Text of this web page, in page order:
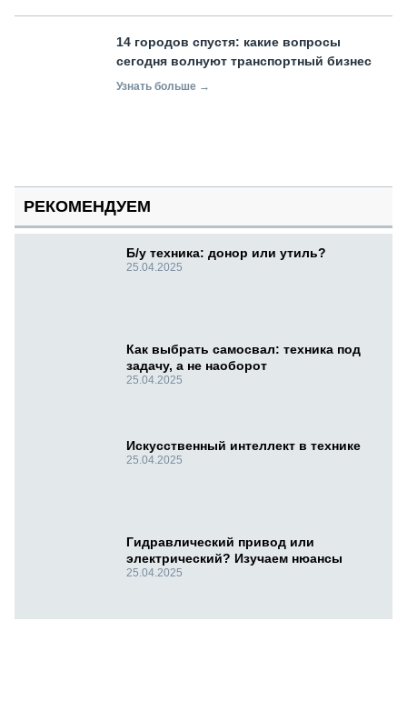
14 городов спустя: какие вопросы
сегодня волнуют транспортный бизнес
Узнать больше →
РЕКОМЕНДУЕМ
Б/у техника: донор или утиль?
25.04.2025
Как выбрать самосвал: техника под
задачу, а не наоборот
25.04.2025
Искусственный интеллект в технике
25.04.2025
Гидравлический привод или
электрический? Изучаем нюансы
25.04.2025